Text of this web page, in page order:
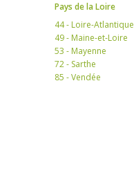
Pays de la Loire
44 - Loire-Atlantique
49 - Maine-et-Loire
53 - Mayenne
72 - Sarthe
85 - Vendée